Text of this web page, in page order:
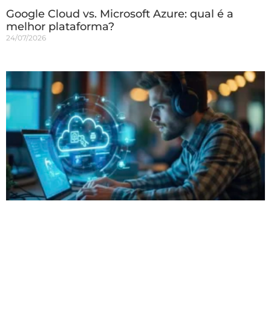
Google Cloud vs. Microsoft Azure: qual é a
melhor plataforma?
24/07/2026